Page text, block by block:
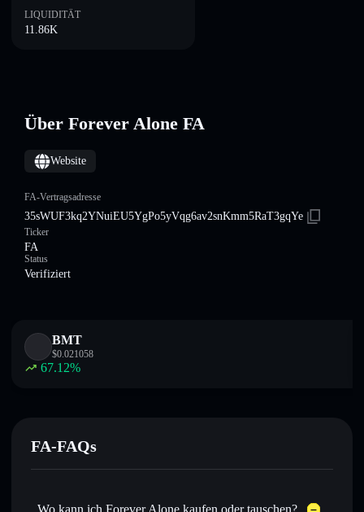
LIQUIDITÄT
11.86K
Über Forever Alone FA
Website
FA-Vertragsadresse
35sWUF3kq2YNuiEU5YgPo5yVqg6av2snKmm5RaT3gqYe
Ticker
FA
Status
Verifiziert
BMT
$0.021058
67.12%
FA-FAQs
Wo kann ich Forever Alone kaufen oder tauschen?